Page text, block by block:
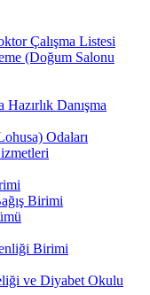
Çalışma Listesi
(Doğum Salonu
Danışma
Odaları
Birimi
Birimi
ve Diyabet Okulu